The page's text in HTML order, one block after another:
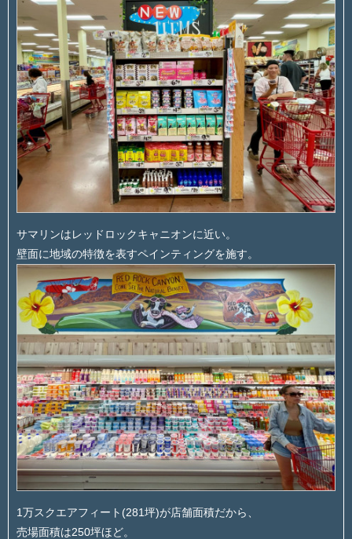
サマリンはレッドロックキャニオンに近い。
壁面に地域の特徴を表すペインティングを施す。
1万スクエアフィート(281坪)が店舗面積だから、
売場面積は250坪ほど。